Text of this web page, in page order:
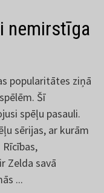
nemirstīga
popularitātes ziņā
Šī
spēļu pasauli.
sērijas, ar kurām
Zelda savā
...